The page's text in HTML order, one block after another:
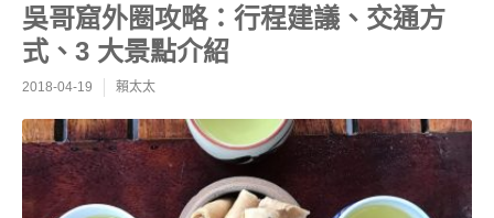
吳哥窟外圈攻略：行程建議、交通方
式、3 大景點介紹
2018-04-19 賴太太